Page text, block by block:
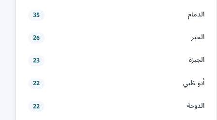
الدمام 35
الخبر 26
الجيزة 23
أبو ظبي 22
الدوحة 22